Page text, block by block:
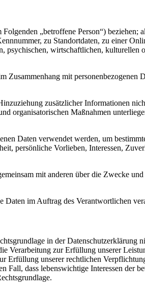
„betroffene Person“)
zu Standortdaten, zu einer
wirtschaftlichen, kulturellen
Zusammenhang mit
zusätzlicher Informationen
organisatorischen Maßnahmen
Daten verwendet werden, um
persönliche Vorlieben, Interessen,
mit anderen über die Zwecke
Daten im Auftrag des Verantwortlichen
in der Datenschutzerklärung
zur Erfüllung unserer
Erfüllung unserer rechtlichen
dass lebenswichtige Interessen der